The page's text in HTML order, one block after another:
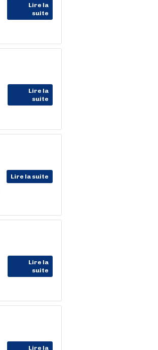
Lire la
suite
Lire la
suite
Lire la suite
Lire la
suite
Lire la